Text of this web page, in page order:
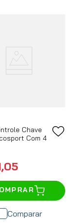
Chave
Com 4
,05
Comparar